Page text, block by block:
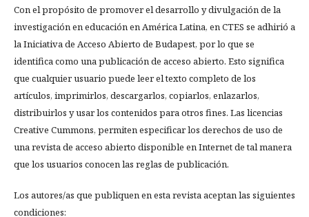
Con el propósito de promover el desarrollo y divulgación de la
investigación en educación en América Latina, en CTES se adhirió a
la Iniciativa de Acceso Abierto de Budapest, por lo que se
identifica como una publicación de acceso abierto. Esto significa
que cualquier usuario puede leer el texto completo de los
artículos, imprimirlos, descargarlos, copiarlos, enlazarlos,
distribuirlos y usar los contenidos para otros fines. Las licencias
Creative Cummons, permiten especificar los derechos de uso de
una revista de acceso abierto disponible en Internet de tal manera
que los usuarios conocen las reglas de publicación.
Los autores/as que publiquen en esta revista aceptan las siguientes
condiciones: